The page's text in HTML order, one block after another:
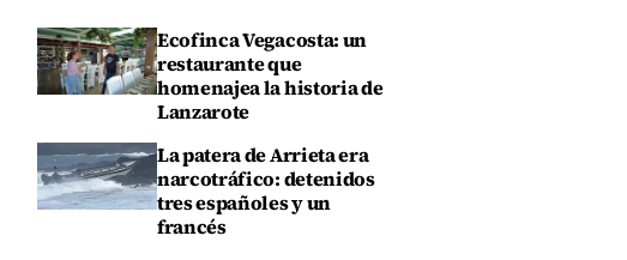
Ecofinca Vegacosta: un
restaurante que
homenajea la historia de
Lanzarote
La patera de Arrieta era
narcotráfico: detenidos
tres españoles y un
francés